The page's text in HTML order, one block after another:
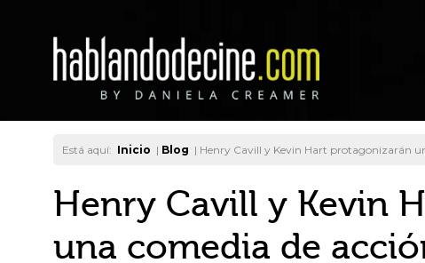
Está aquí: Inicio | Blog | Henry Cavill y Kevin Hart protagonizarán
Henry Cavill y Kevin
una comedia de